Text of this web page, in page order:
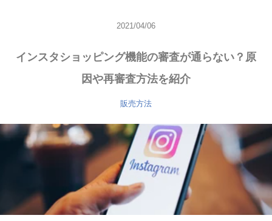
2021/04/06
インスタショッピング機能の審査が通らない？原
因や再審査方法を紹介
販売方法